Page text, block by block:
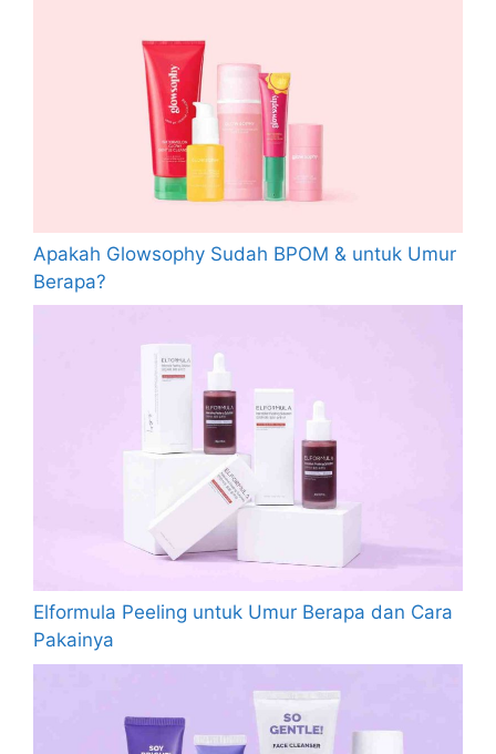
Apakah Glowsophy Sudah BPOM & untuk Umur
Berapa?
Elformula Peeling untuk Umur Berapa dan Cara
Pakainya